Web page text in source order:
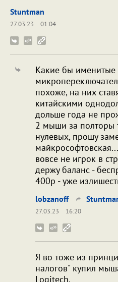
Stuntman
27.03.23
01:04
Какие бы
похоже, на них
китайскими
дольше года не
2 мыши за полторы
нулевых, прошу
вовсе не игрок в
держу баланс -
400р - уже
lobzanoff
27.03.23
16:20
Я во тоже из
налогов" купил
Logitech.